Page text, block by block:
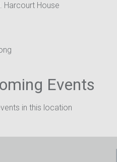
Harcourt House
Events
in this location